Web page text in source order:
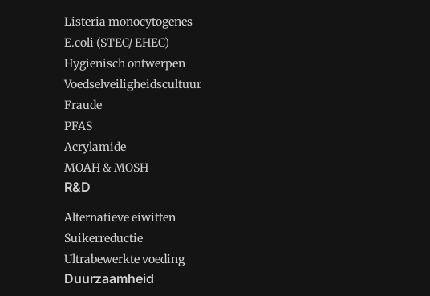
Listeria monocytogenes
E.coli (STEC/ EHEC)
Hygienisch ontwerpen
Voedselveiligheidscultuur
Fraude
PFAS
Acrylamide
MOAH & MOSH
R&D
Alternatieve eiwitten
Suikerreductie
Ultrabewerkte voeding
Duurzaamheid